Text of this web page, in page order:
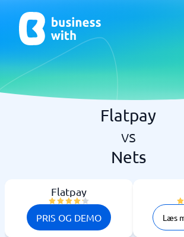
Flatpay
vs
Nets
Flatpay
PRIS OG DEMO Læs